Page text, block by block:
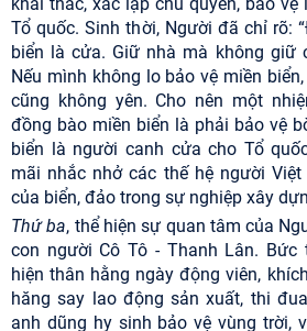
Tổ quốc. Sinh thời, Người đã chỉ rõ:
biển là cửa. Giữ nhà mà không giữ
Nếu mình không lo bảo vệ miền
cũng không yên. Cho nên một
đồng bào miền biển là phải bảo vệ
biển là người canh cửa cho Tổ
mãi nhắc nhở các thế hệ người
của biển, đảo trong sự nghiệp xây
Thứ ba, thể hiện sự quan tâm của
con người Cô Tô - Thanh Lân.
hiện thân hằng ngày động viên,
hăng say lao động sản xuất, thi
anh dũng hy sinh bảo vệ vùng trời,